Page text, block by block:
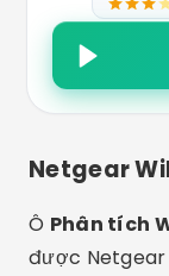
Netgear
Ô Phân tích
được